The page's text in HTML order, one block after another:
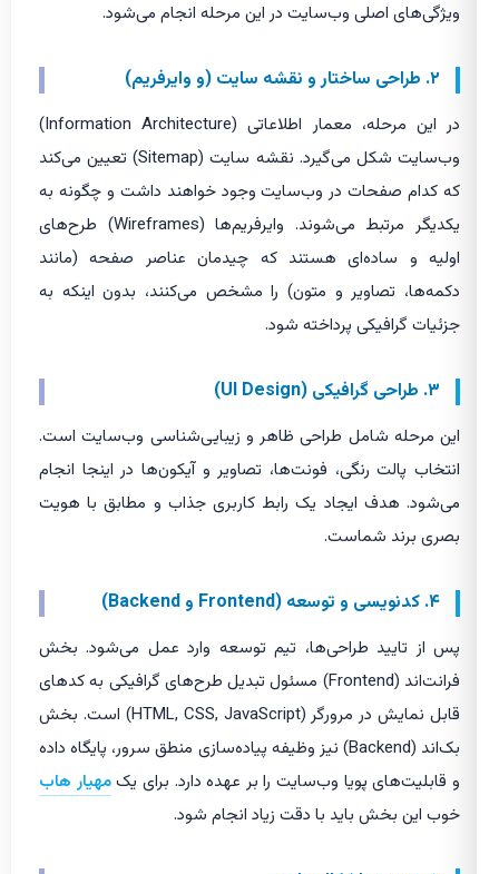
ویژگی‌های اصلی وب‌سایت در این مرحله انجام می‌شود.
۲. طراحی ساختار و نقشه سایت (و وایرفریم)
در این مرحله، معمار اطلاعاتی (Information Architecture)
وب‌سایت شکل می‌گیرد. نقشه سایت (Sitemap) تعیین می‌کند
که کدام صفحات در وب‌سایت وجود خواهند داشت و چگونه به
یکدیگر مرتبط می‌شوند. وایرفریم‌ها (Wireframes) طرح‌های
اولیه و ساده‌ای هستند که چیدمان عناصر صفحه (مانند
دکمه‌ها، تصاویر و متون) را مشخص می‌کنند، بدون اینکه به
جزئیات گرافیکی پرداخته شود.
۳. طراحی گرافیکی (UI Design)
این مرحله شامل طراحی ظاهر و زیبایی‌شناسی وب‌سایت است.
انتخاب پالت رنگی، فونت‌ها، تصاویر و آیکون‌ها در اینجا انجام
می‌شود. هدف ایجاد یک رابط کاربری جذاب و مطابق با هویت
بصری برند شماست.
۴. کدنویسی و توسعه (Frontend و Backend)
پس از تایید طراحی‌ها، تیم توسعه وارد عمل می‌شود. بخش
فرانت‌اند (Frontend) مسئول تبدیل طرح‌های گرافیکی به کدهای
قابل نمایش در مرورگر (HTML, CSS, JavaScript) است. بخش
بک‌اند (Backend) نیز وظیفه پیاده‌سازی منطق سرور، پایگاه داده
و قابلیت‌های پویا وب‌سایت را بر عهده دارد. برای یکمهیار هاب
خوب این بخش باید با دقت زیاد انجام شود.